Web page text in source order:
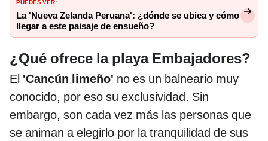
La 'Nueva Zelanda Peruana': ¿dónde se ubica y cómo
llegar a este paisaje de ensueño?
¿Qué ofrece la playa Embajadores?
El 'Cancún limeño' no es un balneario muy
conocido, por eso su exclusividad. Sin
embargo, son cada vez más las personas que
se animan a elegirlo por la tranquilidad de sus